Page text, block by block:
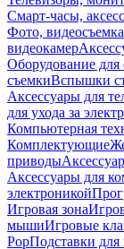
Смарт-часы,
Фото, видеосъемка
видеокамер
Оборудование для
съемкиВспышки
Аксессуары для
для ухода за
Компьютерная
Комплектующие
приводы
Аксессуары для
электроникой
Игровая зона
мышиИгровые
PopПодставки для